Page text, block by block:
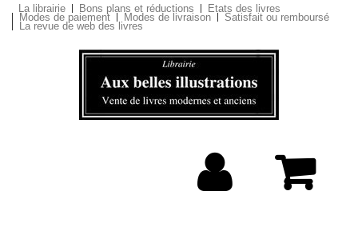
La librairie Bons plans et réductions Etats des livres
Modes de paiement Modes de livraison Satisfait ou remboursé
La revue de web des livres